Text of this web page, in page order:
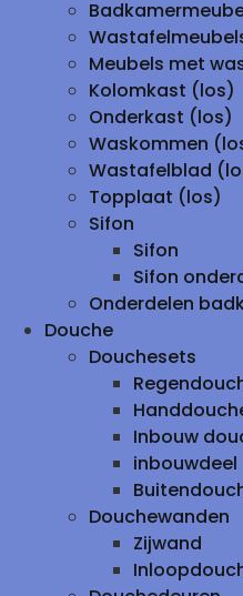
Meubels met
Kolomkast (los)
Onderkast (los)
Waskommen
Wastafelblad
Topplaat (los)
Sifon
Sifon
Sifon
Onderdelen
Douche
Douchesets
Inbouw
inbouwdeel
Douchewanden
Zijwand